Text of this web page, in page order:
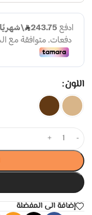
اللون
-
+
إضافة الى المفضلة